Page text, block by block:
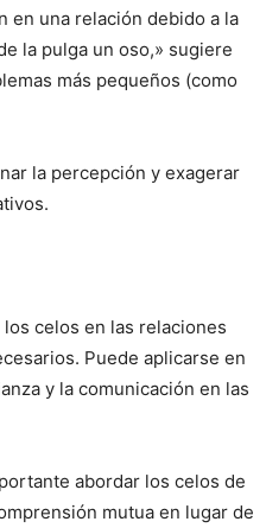
en una relación debido a la
la pulga un oso,» sugiere
más pequeños (como
la percepción y exagerar
celos en las relaciones
Puede aplicarse en
y la comunicación en las
abordar los celos de
mutua en lugar de